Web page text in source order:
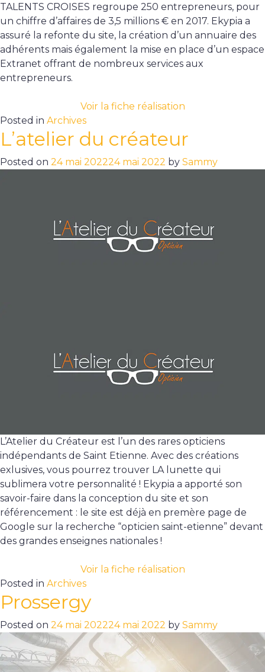
TALENTS CROISES regroupe 250 entrepreneurs, pour
un chiffre d’affaires de 3,5 millions € en 2017. Ekypia a
assuré la refonte du site, la création d’un annuaire des
adhérents mais également la mise en place d’un espace
Extranet offrant de nombreux services aux
entrepreneurs.
Voir la fiche réalisation
Posted in Archives
L’atelier du créateur
Posted on 24 mai 202224 mai 2022 by Sammy
L’Atelier du Créateur est l’un des rares opticiens
indépendants de Saint Etienne. Avec des créations
exlusives, vous pourrez trouver LA lunette qui
sublimera votre personnalité ! Ekypia a apporté son
savoir-faire dans la conception du site et son
référencement : le site est déjà en premère page de
Google sur la recherche “opticien saint-etienne” devant
des grandes enseignes nationales !
Voir la fiche réalisation
Posted in Archives
Prossergy
Posted on 24 mai 202224 mai 2022 by Sammy